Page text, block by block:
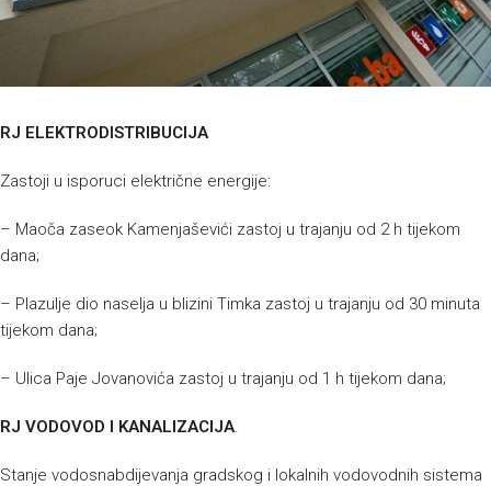
RJ ELEKTRODISTRIBUCIJA
Zastoji u isporuci električne energije:
– Maoča zaseok Kamenjaševići zastoj u trajanju od 2 h tijekom
dana;
– Plazulje dio naselja u blizini Timka zastoj u trajanju od 30 minuta
tijekom dana;
– Ulica Paje Jovanovića zastoj u trajanju od 1 h tijekom dana;
RJ VODOVOD I KANALIZACIJA.
Stanje vodosnabdijevanja gradskog i lokalnih vodovodnih sistema